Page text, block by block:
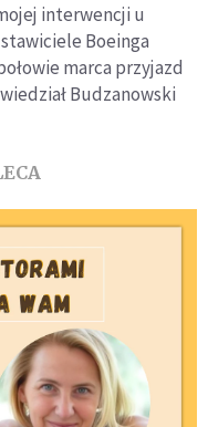
interwencji u
Boeinga
marca przyjazd
Budzanowski